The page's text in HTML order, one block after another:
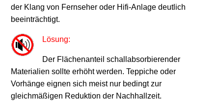
der Klang von Fernseher oder Hifi-Anlage deutlich
beeinträchtigt.
Lösung:
Der Flächenanteil schallabsorbierender
Materialien sollte erhöht werden. Teppiche oder
Vorhänge eignen sich meist nur bedingt zur
gleichmäßigen Reduktion der Nachhallzeit.